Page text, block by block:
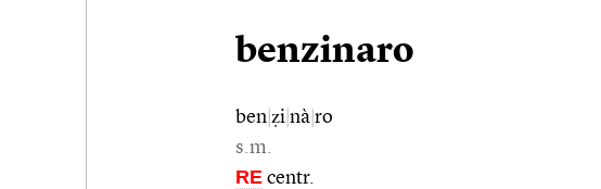
benzinaro
ben ẓi nà ro
s.m.
RE centr.